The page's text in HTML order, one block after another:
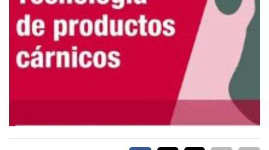
SERVICIOS
CONTÁCTENOS